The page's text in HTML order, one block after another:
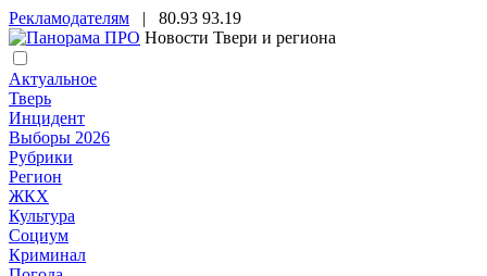
Рекламодателям | 80.93 93.19
Новости Твери и региона
Актуальное
Тверь
Инцидент
Выборы 2026
Рубрики
Регион
ЖКХ
Культура
Социум
Криминал